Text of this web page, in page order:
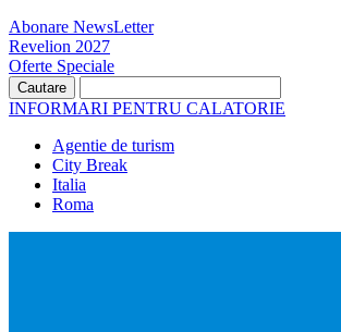
Abonare NewsLetter
Revelion 2027
Oferte Speciale
INFORMARI PENTRU CALATORIE
Agentie de turism
City Break
Italia
Roma